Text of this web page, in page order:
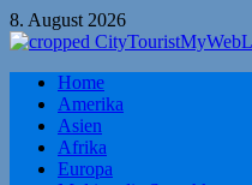
Zum
Inhalt
8. August 2026
Citytourist Reise Tipps
Urlaub, Ferien, Flüge, Freizeit,
Home
Amerika
Asien
Afrika
Europa